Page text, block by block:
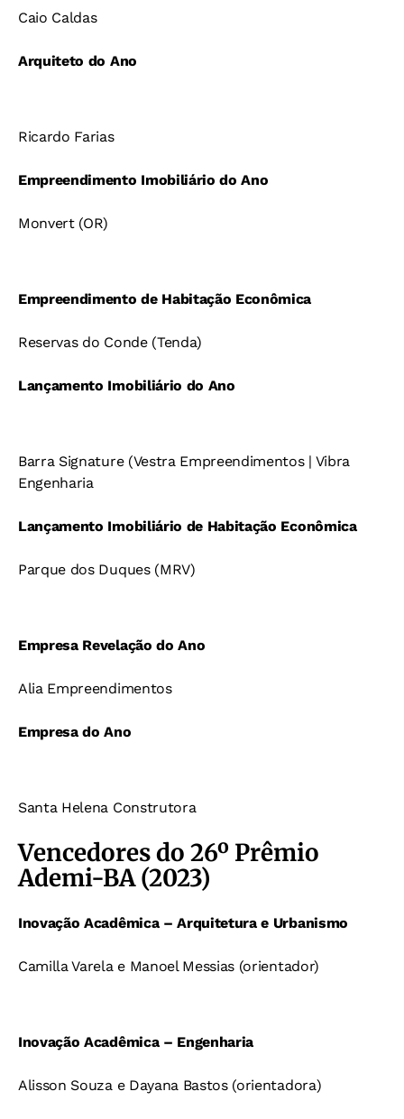
Caio Caldas
Arquiteto do Ano
Ricardo Farias
Empreendimento Imobiliário do Ano
Monvert (OR)
Empreendimento de Habitação Econômica
Reservas do Conde (Tenda)
Lançamento Imobiliário do Ano
Barra Signature (Vestra Empreendimentos | Vibra
Engenharia
Lançamento Imobiliário de Habitação Econômica
Parque dos Duques (MRV)
Empresa Revelação do Ano
Alia Empreendimentos
Empresa do Ano
Santa Helena Construtora
Vencedores do 26º Prêmio
Ademi-BA (2023)
Inovação Acadêmica – Arquitetura e Urbanismo
Camilla Varela e Manoel Messias (orientador)
Inovação Acadêmica – Engenharia
Alisson Souza e Dayana Bastos (orientadora)